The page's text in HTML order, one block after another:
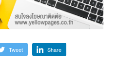
Tweet Share